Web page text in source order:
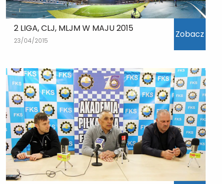
2 LIGA, CLJ, MLJM W MAJU 2015
23/04/2015
Zobacz